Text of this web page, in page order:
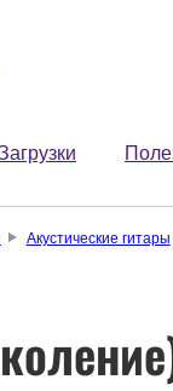
Акустические гитары